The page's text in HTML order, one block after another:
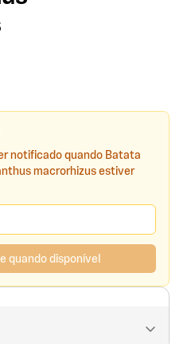
notificado quando Batata
macrorhizus estiver
quando disponível